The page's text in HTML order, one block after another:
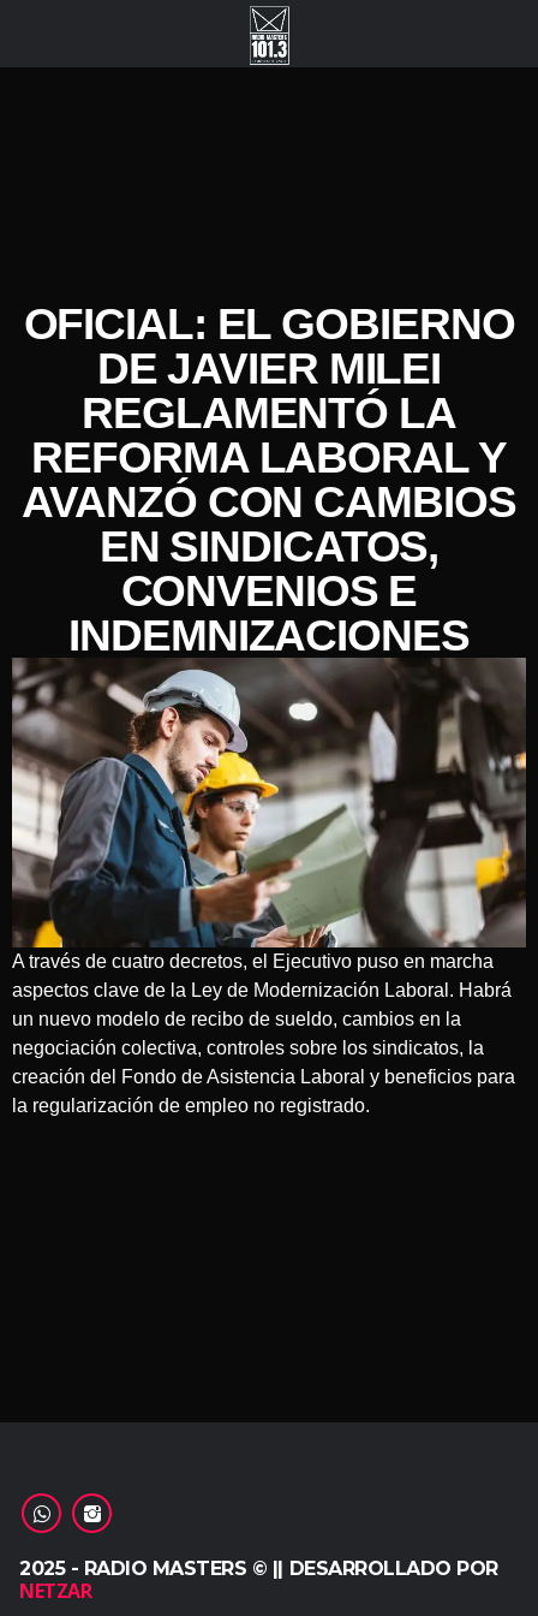
OFICIAL: EL GOBIERNO
DE JAVIER MILEI
REGLAMENTÓ LA
REFORMA LABORAL Y
AVANZÓ CON CAMBIOS
EN SINDICATOS,
CONVENIOS E
INDEMNIZACIONES
A través de cuatro decretos, el Ejecutivo puso en marcha
aspectos clave de la Ley de Modernización Laboral. Habrá
un nuevo modelo de recibo de sueldo, cambios en la
negociación colectiva, controles sobre los sindicatos, la
creación del Fondo de Asistencia Laboral y beneficios para
la regularización de empleo no registrado.
2025 - RADIO MASTERS © || DESARROLLADO POR
NETZAR